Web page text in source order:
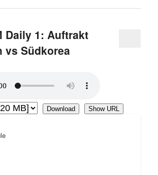
Daily 1: Auftrakt
vs Südkorea
Download Show URL